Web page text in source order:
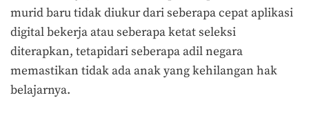
murid baru tidak diukur dari seberapa cepat aplikasi
digital bekerja atau seberapa ketat seleksi
diterapkan, tetapidari seberapa adil negara
memastikan tidak ada anak yang kehilangan hak
belajarnya.